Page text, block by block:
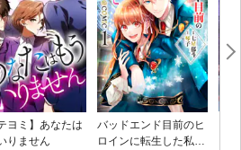
ヨミ】あなたは
りません
バッドエンド目前のヒ
ロインに転生した私、